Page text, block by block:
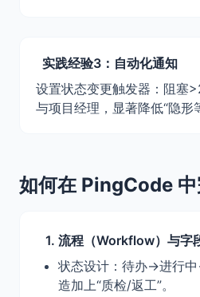
实践经验3：自动化通知
设置状态变更触发器：阻塞
与项目经理，显著降低“隐形
如何在 PingCode
1. 流程（Workflow）与字
状态设计：待办→进行
造加上“质检/返工”。